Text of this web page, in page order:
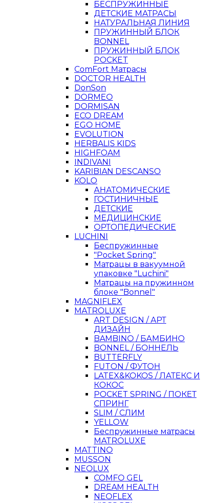
БЕСПРУЖИННЫЕ
ДЕТСКИЕ МАТРАСЫ
НАТУРАЛЬНАЯ ЛИНИЯ
ПРУЖИННЫЙ БЛОК
BONNEL
ПРУЖИННЫЙ БЛОК
POCKET
ComFort Матрасы
DOCTOR HEALTH
DonSon
DORMEO
DORMISAN
ECO DREAM
EGO HOME
EVOLUTION
HERBALIS KIDS
HIGHFOAM
INDIVANI
KARIBIAN DESCANSO
KOLO
АНАТОМИЧЕСКИЕ
ГОСТИНИЧНЫЕ
ДЕТСКИЕ
МЕДИЦИНСКИЕ
ОРТОПЕДИЧЕСКИЕ
LUCHINI
Беспружинные
"Pocket Spring"
Матрацы в вакуумной
упаковке "Luchini"
Матрацы на пружинном
блоке "Bonnel"
MAGNIFLEX
MATROLUXE
ART DESIGN / АРТ
ДИЗАЙН
BAMBINO / БАМБИНО
BONNEL / БОННЕЛЬ
BUTTERFLY
FUTON / ФУТОН
LATEX&KOKOS / ЛАТЕКС И
КОКОС
POCKET SPRING / ПОКЕТ
СПРИНГ
SLIM / СЛИМ
YELLOW
Беспружинные матрасы
MATROLUXE
MATTINO
MUSSON
NEOLUX
COMFO GEL
DREAM HEALTH
NEOFLEX